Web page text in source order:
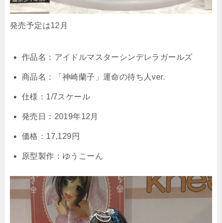
発売予定は12月
作品名：アイドルマスターシンデレラガールズ
商品名：「神崎蘭子」運命の待ち人ver.
仕様：1/7スケール
発売日：2019年12月
価格：17,129円
原型製作：ゆうこーん